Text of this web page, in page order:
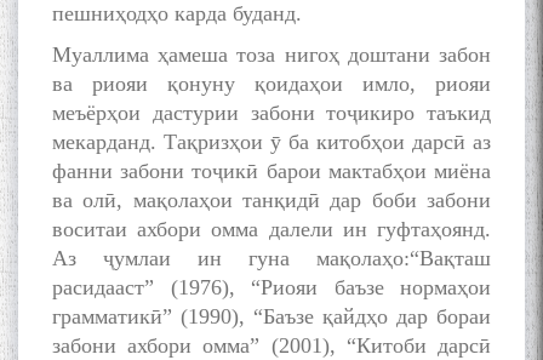
пешниҳодҳо карда буданд.
Муаллима ҳамеша тоза нигоҳ доштани забон
ва риояи қонуну қоидаҳои имло, риояи
меъёрҳои дастурии забони тоҷикиро таъкид
мекарданд. Тақризҳои ӯ ба китобҳои дарсӣ аз
фанни забони тоҷикӣ барои мактабҳои миёна
ва олӣ, мақолаҳои танқидӣ дар боби забони
воситаи ахбори омма далели ин гуфтаҳоянд.
Аз ҷумлаи ин гуна мақолаҳо:“Вақташ
расидааст” (1976), “Риояи баъзе нормаҳои
грамматикӣ” (1990), “Баъзе қайдҳо дар бораи
забони ахбори омма” (2001), “Китоби дарсӣ